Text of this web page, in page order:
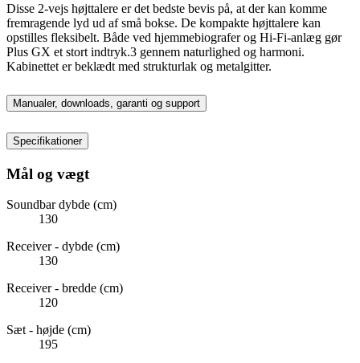
Disse 2-vejs højttalere er det bedste bevis på, at der kan komme
fremragende lyd ud af små bokse. De kompakte højttalere kan
opstilles fleksibelt. Både ved hjemmebiografer og Hi-Fi-anlæg gør
Plus GX et stort indtryk.3 gennem naturlighed og harmoni.
Kabinettet er beklædt med strukturlak og metalgitter.
Manualer, downloads, garanti og support
Specifikationer
Mål og vægt
Soundbar dybde (cm)
130
Receiver - dybde (cm)
130
Receiver - bredde (cm)
120
Sæt - højde (cm)
195